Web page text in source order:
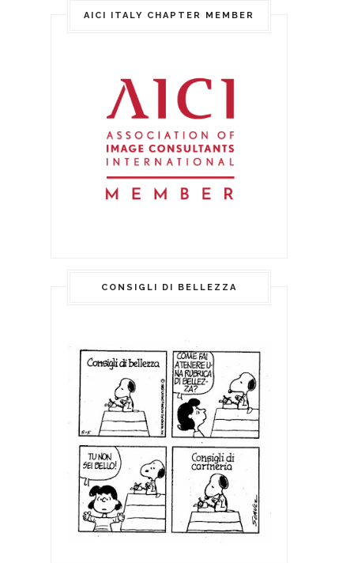
AICI ITALY CHAPTER MEMBER
CONSIGLI DI BELLEZZA